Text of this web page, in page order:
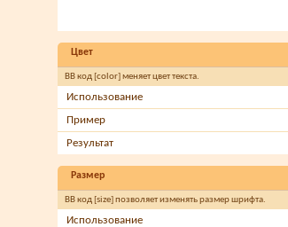
Цвет
BB код [color] меняет цвет текста.
Использование
Пример
Результат
Размер
BB код [size] позволяет изменять размер шрифта.
Использование